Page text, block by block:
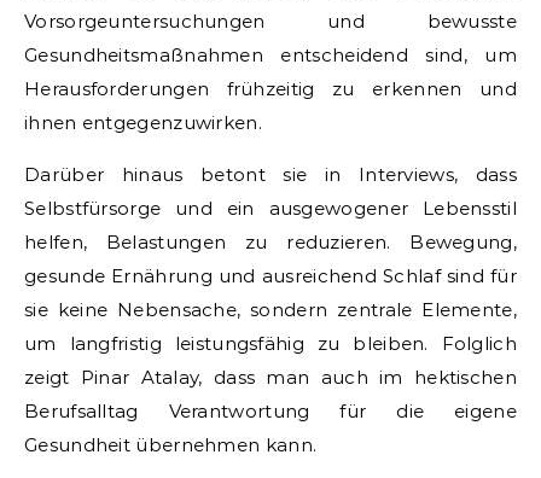
Vorsorgeuntersuchungen und bewusste
Gesundheitsmaßnahmen entscheidend sind, um
Herausforderungen frühzeitig zu erkennen und
ihnen entgegenzuwirken.
Darüber hinaus betont sie in Interviews, dass
Selbstfürsorge und ein ausgewogener Lebensstil
helfen, Belastungen zu reduzieren. Bewegung,
gesunde Ernährung und ausreichend Schlaf sind für
sie keine Nebensache, sondern zentrale Elemente,
um langfristig leistungsfähig zu bleiben. Folglich
zeigt Pinar Atalay, dass man auch im hektischen
Berufsalltag Verantwortung für die eigene
Gesundheit übernehmen kann.